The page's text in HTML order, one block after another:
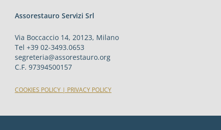
Assorestauro Servizi Srl
Via Boccaccio 14, 20123, Milano
Tel +39 02-3493.0653
segreteria@assorestauro.org
C.F. 97394500157
COOKIES POLICY | PRIVACY POLICY